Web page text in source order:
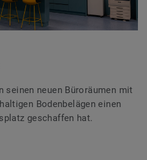
seinen neuen Büroräumen mit
Bodenbelägen einen
geschaffen hat.